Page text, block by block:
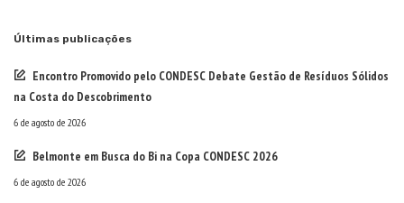
Últimas publicações
Encontro Promovido pelo CONDESC Debate Gestão de Resíduos Sólidos
na Costa do Descobrimento
6 de agosto de 2026
Belmonte em Busca do Bi na Copa CONDESC 2026
6 de agosto de 2026